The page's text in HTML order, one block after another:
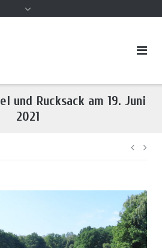
und Rucksack am 19. Juni
2021